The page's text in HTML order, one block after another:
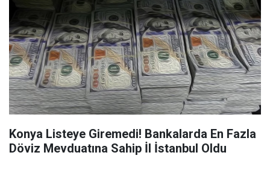
Konya Listeye Giremedi! Bankalarda En Fazla
Döviz Mevduatına Sahip İl İstanbul Oldu